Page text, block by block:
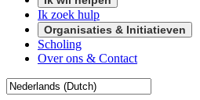
Ik zoek hulp
Organisaties & Initiatieven
Scholing
Over ons & Contact